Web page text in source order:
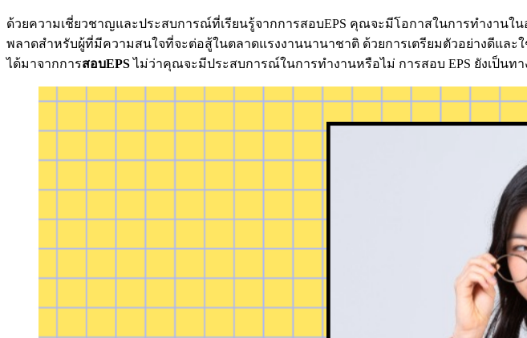
ด้วยความเชี่ยวชาญและประสบการณ์ที่เรียนรู้จากการสอบEPS คุณจะมีโอกาสในการทำงานใ
พลาดสำหรับผู้ที่มีความสนใจที่จะต่อสู้ในตลาดแรงงานนานาชาติ ด้วยการเตรียมตัวอย่างดีแล
ได้มาจากการสอบEPSไม่ว่าคุณจะมีประสบการณ์ในการทำงานหรือไม่ การสอบ EPS ยังเป็นท